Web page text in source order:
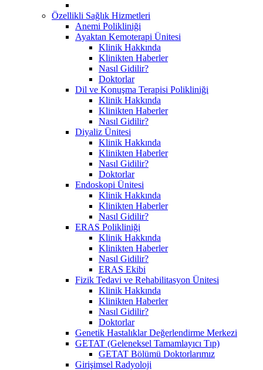
Özellikli Sağlık Hizmetleri
Anemi Polikliniği
Ayaktan Kemoterapi Ünitesi
Klinik Hakkında
Klinikten Haberler
Nasıl Gidilir?
Doktorlar
Dil ve Konuşma Terapisi Polikliniği
Klinik Hakkında
Klinikten Haberler
Nasıl Gidilir?
Diyaliz Ünitesi
Klinik Hakkında
Klinikten Haberler
Nasıl Gidilir?
Doktorlar
Endoskopi Ünitesi
Klinik Hakkında
Klinikten Haberler
Nasıl Gidilir?
ERAS Polikliniği
Klinik Hakkında
Klinikten Haberler
Nasıl Gidilir?
ERAS Ekibi
Fizik Tedavi ve Rehabilitasyon Ünitesi
Klinik Hakkında
Klinikten Haberler
Nasıl Gidilir?
Doktorlar
Genetik Hastalıklar Değerlendirme Merkezi
GETAT (Geleneksel Tamamlayıcı Tıp)
GETAT Bölümü Doktorlarımız
Girişimsel Radyoloji